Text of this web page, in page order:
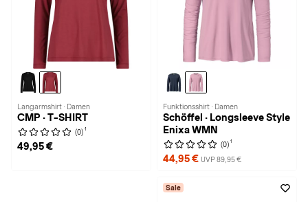
Langarmshirt · Damen
CMP · T-SHIRT
(0) 1
49,95 €
Funktionsshirt · Damen
Schöffel · Longsleeve Style
Enixa WMN
(0) 1
44,95 € UVP 89,95 €
Sale